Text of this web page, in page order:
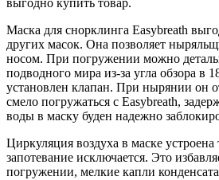
Маска для снорклинга Easybreath
других масок. Она позволяет
носом. При погружении можно
подводного мира из-за угла обзора в
установлен клапан. При нырянии он
смело погружаться с Easybreath,
воды в маску буден надежно
Циркуляция воздуха в маске
запотевание исключается. Это
погружении, мелкие капли